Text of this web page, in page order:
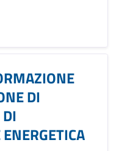
DI